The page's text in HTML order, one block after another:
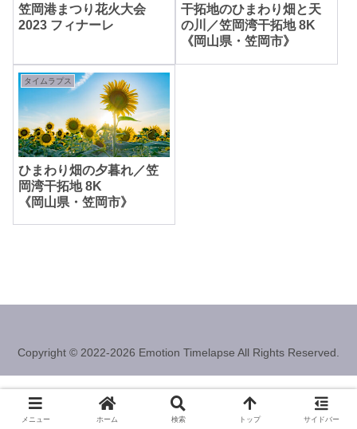
笠岡港まつり花火大会
2023 フィナーレ
干拓地のひまわり畑と天
の川／笠岡湾干拓地 8K
《岡山県・笠岡市》
タイムラプス
ひまわり畑の夕暮れ／笠
岡湾干拓地 8K
《岡山県・笠岡市》
Copyright © 2022-2026 Emotion Timelapse All Rights Reserved.
メニュー ホーム 検索 トップ サイドバー